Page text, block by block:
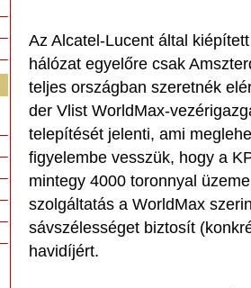
Az Alcatel-Lucent által
hálózat egyelőre csak
teljes országban szeretnék
der Vlist WorldMax-
telepítését jelenti, ami
figyelembe vesszük, hogy a
mintegy 4000 toronnyal
szolgáltatás a WorldMax
sávszélességet biztosít
havidíjért.